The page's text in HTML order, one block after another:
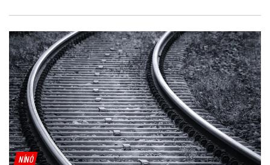
NÍNÓ